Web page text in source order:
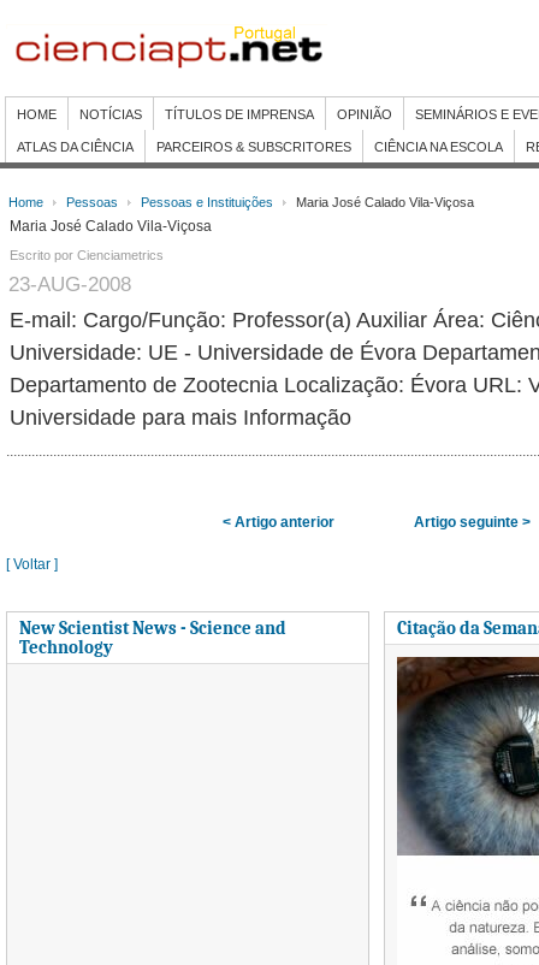
HOME NOTÍCIAS TÍTULOS DE IMPRENSA OPINIÃO SEMINÁRIOS E
ATLAS DA CIÊNCIA PARCEIROS & SUBSCRITORES CIÊNCIA NA ESCOLA
Home Pessoas Pessoas e Instituições Maria José Calado Vila-Viçosa
Maria José Calado Vila-Viçosa
Escrito por Cienciametrics
23-AUG-2008
E-mail: Cargo/Função: Professor(a) Auxiliar Área:
Universidade: UE - Universidade de Évora
Departamento de Zootecnia Localização: Évora URL:
Universidade para mais Informação
< Artigo anterior Artigo seguinte >
[ Voltar ]
New Scientist News - Science and
Technology
Citação da